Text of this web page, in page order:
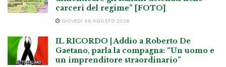
carceri del regime” [FOTO]
GIOVEDÌ 06 AGOSTO 2026
IL RICORDO | Addio a Roberto De
Gaetano, parla la compagna: “Un uomo e
un imprenditore straordinario”